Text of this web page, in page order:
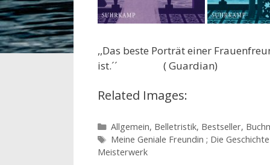
,,Das beste Porträt einer
ist.´´ ( Guardian)
Related Images:
Kategorien
Allgemein, Belletristik, Bestseller,
Schlagwörter
Meine Geniale Freundin ; Die
Meisterwerk